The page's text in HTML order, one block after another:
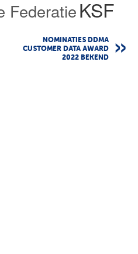
FederatieKSF
NOMINATIES DDMA
CUSTOMER DATA AWARD
2022 BEKEND